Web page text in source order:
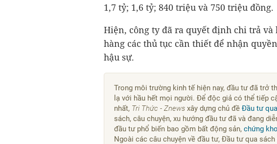
1,7 tỷ; 1,6 tỷ; 840 triệu và 750 triệu đồng.
Hiện, công ty đã ra quyết định chi trả
hàng các thủ tục cần thiết để nhận
hậu sự.
Trong môi trường kinh tế hiện nay, đầu tư đã trở
lạ với hầu hết mọi người. Để độc giả có thể tiếp
nhất, Tri Thức - Znews xây dựng chủ đề Đầu tư
sách, câu chuyện, xu hướng đầu tư đã và đang
đầu tư phổ biến bao gồm bất động sản, chứng
Ngoài các câu chuyện về đầu tư, Đầu tư qua